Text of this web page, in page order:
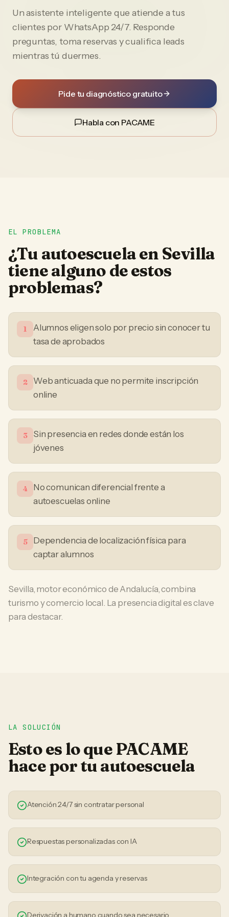
Un asistente inteligente que atiende a tus
clientes por WhatsApp 24/7. Responde
preguntas, toma reservas y cualifica leads
mientras tú duermes.
Pide tu diagnóstico gratuito
Habla con PACAME
EL PROBLEMA
¿Tu autoescuelaen Sevilla
tiene alguno de estos
problemas?
1
Alumnos eligen solo por precio sin conocer tu
tasa de aprobados
2
Web anticuada que no permite inscripción
online
3
Sin presencia en redes donde están los
jóvenes
4
No comunican diferencial frente a
autoescuelas online
5
Dependencia de localización física para
captar alumnos
Sevilla, motor económico de Andalucía, combina
turismo y comercio local. La presencia digital es clave
para destacar.
LA SOLUCIÓN
Esto es lo que PACAME
hace por tuautoescuela
Atención 24/7 sin contratar personal
Respuestas personalizadas con IA
Integración con tu agenda y reservas
Derivación a humano cuando sea necesario